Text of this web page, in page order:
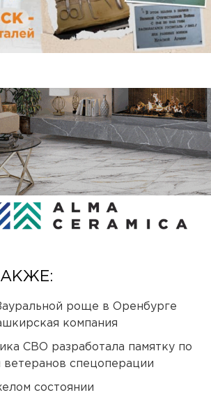
роще в Оренбурге
компания
СВО разработала памятку по
ветеранов спецоперации
состоянии